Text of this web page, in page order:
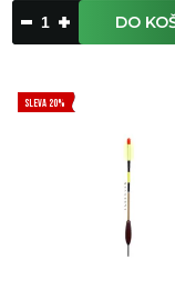
DO
SLEVA 20%